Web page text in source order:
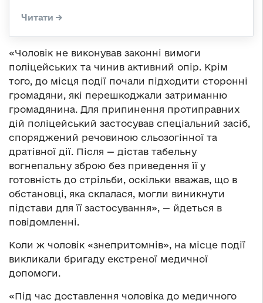
«Чоловік не виконував законні вимоги
поліцейських та чинив активний опір. Крім
того, до місця події почали підходити сторонні
громадяни, які перешкоджали затриманню
громадянина. Для припинення протиправних
дій поліцейський застосував спеціальний засіб,
споряджений речовиною сльозогінної та
дратівної дії. Після — дістав табельну
вогнепальну зброю без приведення її у
готовність до стрільби, оскільки вважав, що в
обстановці, яка склалася, могли виникнути
підстави для її застосування», — йдеться в
повідомленні.
Коли ж чоловік «знепритомнів», на місце події
викликали бригаду екстреної медичної
допомоги.
«Під час доставлення чоловіка до медичного